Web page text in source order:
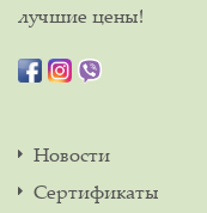
лучшие цены!
Новости
Сертификаты